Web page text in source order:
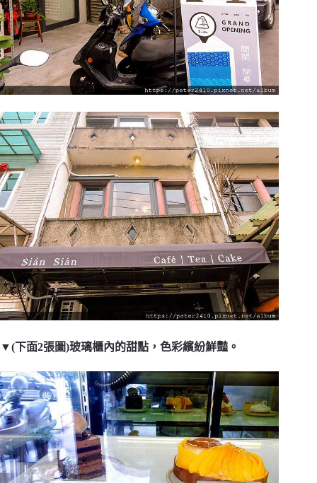
▼(下面2張圖)玻璃櫃內的甜點，色彩繽紛鮮豔。